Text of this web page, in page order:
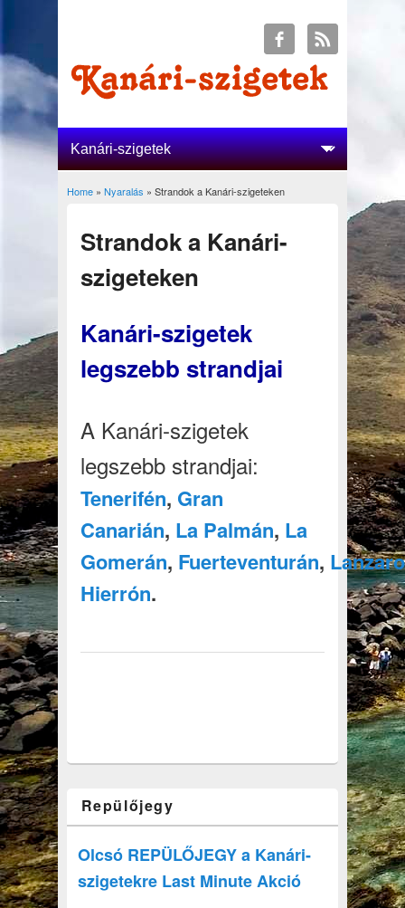
You are here
Home» Nyaralás » Strandok a Kanári-szigeteken
Strandok a Kanári-
szigeteken
Kanári-szigetek
legszebb strandjai
A Kanári-szigetek
legszebb strandjai:
Tenerifén, Gran
Canarián, La Palmán, La
Gomerán, Fuerteventurán,
Hierrón.
Repülőjegy
Olcsó REPÜLŐJEGY a Kanári-
szigetekre Last Minute Akció